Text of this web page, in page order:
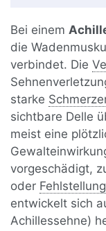
Bei einem
die
verbindet. Die
starke
sichtbare Delle
meist eine
vorgeschädigt,
oder Fehlstellung
entwickelt sich
Achillessehne)